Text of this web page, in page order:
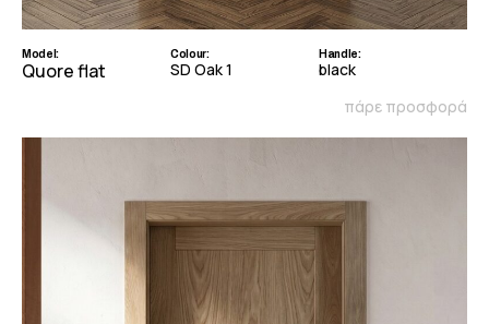
Model:
Quore flat
Colour:
SD Oak 1
Handle:
black
πάρε προσφορά